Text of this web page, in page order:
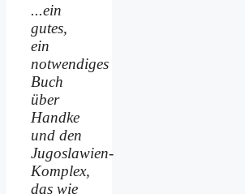
...ein
gutes,
ein
notwendiges
Buch
über
Handke
und den
Jugoslawien-
Komplex,
das wie